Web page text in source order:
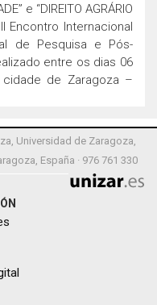
e “DIREITO AGRÁRIO
Encontro Internacional
de Pesquisa e Pós-
entre os dias 06
de Zaragoza –
Universidad de Zaragoza,
España · 976 761 330